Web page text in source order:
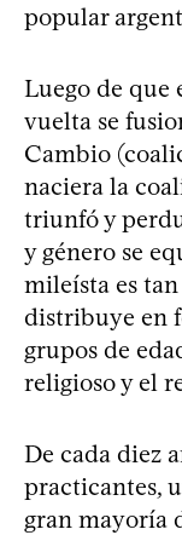
popular
Luego de
vuelta se
Cambio
naciera la
triunfó y
y género se
mileísta es
distribuye en
grupos de
religioso y el
De cada diez
practicantes,
gran mayoría